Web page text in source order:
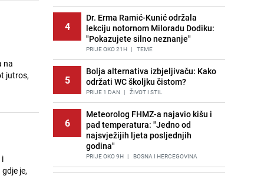
na
jutros,
i
je,
4
Dr. Erma Ramić-Kunić održala
lekciju notornom Miloradu Dodiku:
"Pokazujete silno neznanje"
PRIJE OKO 21H | TEME
5
Bolja alternativa izbjeljivaču: Kako
održati WC školjku čistom?
PRIJE 1 DAN | ŽIVOT I STIL
6
Meteorolog FHMZ-a najavio kišu i
pad temperatura: "Jedno od
najsvježijih ljeta posljednjih
godina"
PRIJE OKO 9H | BOSNA I HERCEGOVINA